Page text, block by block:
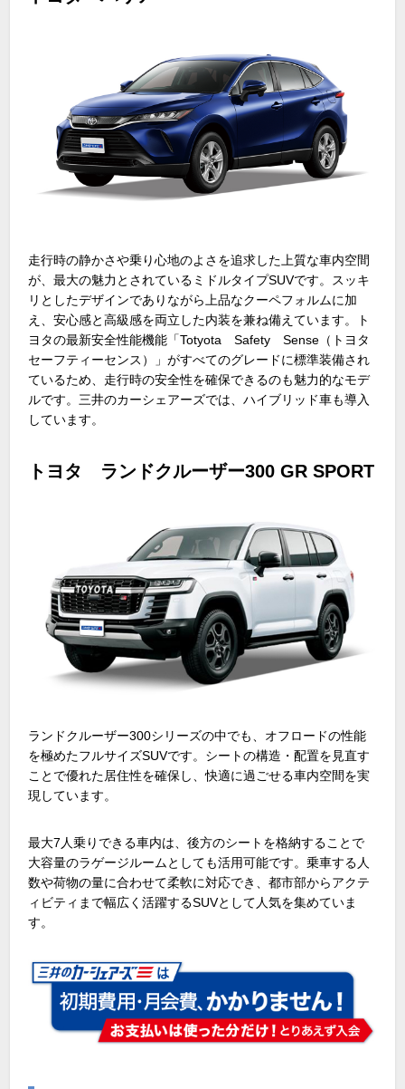
走行時の静かさや乗り心地のよさを追求した上質な車内空間
が、最大の魅力とされているミドルタイプSUVです。スッキ
リとしたデザインでありながら上品なクーペフォルムに加
え、安心感と高級感を両立した内装を兼ね備えています。ト
ヨタの最新安全性能機能「Totyota Safety Sense （トヨタ
セーフティーセンス）」がすべてのグレードに標準装備され
ているため、走行時の安全性を確保できるのも魅力的なモデ
ルです。三井のカーシェアーズでは、ハイブリッド車も導入
しています。
トヨタ ランドクルーザー300 GR SPORT
ランドクルーザー300シリーズの中でも、オフロードの性能
を極めたフルサイズSUVです。シートの構造・配置を見直す
ことで優れた居住性を確保し、快適に過ごせる車内空間を実
現しています。
最大7 人乗りできる車内は、後方のシートを格納することで
大容量のラゲージルームとしても活用可能です。乗車する人
数や荷物の量に合わせて柔軟に対応でき、都市部からアクテ
ィビティまで幅広く活躍するSUVとして人気を集めていま
す。